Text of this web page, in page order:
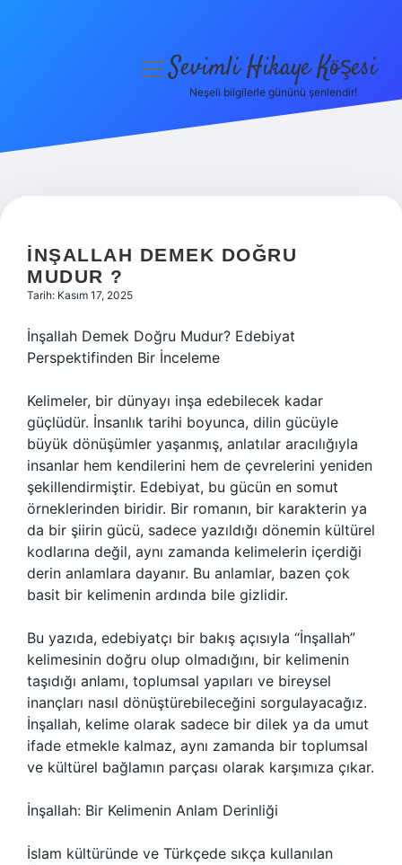
Hakkımızda
menüyüSevimli Hikaye Köşesi
Neşeli bilgilerle gününü şenlendir!
İNŞALLAH DEMEK DOĞRU
MUDUR ?
Tarih: Kasım 17, 2025
İnşallah Demek Doğru Mudur? Edebiyat
Perspektifinden Bir İnceleme
Kelimeler, bir dünyayı inşa edebilecek kadar
güçlüdür. İnsanlık tarihi boyunca, dilin gücüyle
büyük dönüşümler yaşanmış, anlatılar aracılığıyla
insanlar hem kendilerini hem de çevrelerini yeniden
şekillendirmiştir. Edebiyat, bu gücün en somut
örneklerinden biridir. Bir romanın, bir karakterin ya
da bir şiirin gücü, sadece yazıldığı dönemin kültürel
kodlarına değil, aynı zamanda kelimelerin içerdiği
derin anlamlara dayanır. Bu anlamlar, bazen çok
basit bir kelimenin ardında bile gizlidir.
Bu yazıda, edebiyatçı bir bakış açısıyla “İnşallah”
kelimesinin doğru olup olmadığını, bir kelimenin
taşıdığı anlamı, toplumsal yapıları ve bireysel
inançları nasıl dönüştürebileceğini sorgulayacağız.
İnşallah, kelime olarak sadece bir dilek ya da umut
ifade etmekle kalmaz, aynı zamanda bir toplumsal
ve kültürel bağlamın parçası olarak karşımıza çıkar.
İnşallah: Bir Kelimenin Anlam Derinliği
İslam kültüründe ve Türkçede sıkça kullanılan